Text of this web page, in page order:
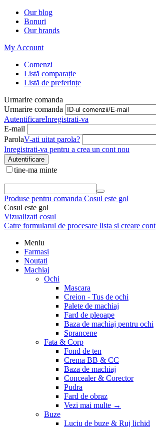
Our blog
Bonuri
Our brands
My Account
Comenzi
Listă comparație
Listă de preferințe
Urmarire comanda
Urmarire comanda
AutentificareInregistrati-va
E-mail
ParolaV-ati uitat parola?
Inregistrati-va pentru a crea un cont nou
Autentificare
tine-ma minte
Produse pentru comanda Cosul este gol
Cosul este gol
Vizualizati cosul
Catre formularul de procesare lista si creare cont
Meniu
Farmasi
Noutati
Machiaj
Ochi
Mascara
Creion - Tus de ochi
Palete de machiaj
Fard de pleoape
Baza de machiaj pentru ochi
Sprancene
Fata & Corp
Fond de ten
Crema BB & CC
Baza de machiaj
Concealer & Corector
Pudra
Fard de obraz
Vezi mai multe →
Buze
Luciu de buze & Ruj lichid